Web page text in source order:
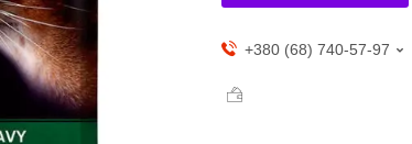
+380 (68) 740-57-97